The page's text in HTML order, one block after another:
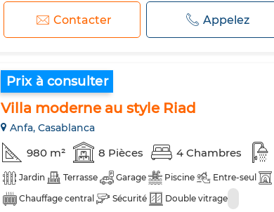
Contacter Appelez
Prix à consulter
Villa moderne au style Riad
Anfa, Casablanca
980 m² 8 Pièces 4 Chambres
Jardin Terrasse Garage Piscine Entre-seul
Chauffage central
Sécurité Double vitrage